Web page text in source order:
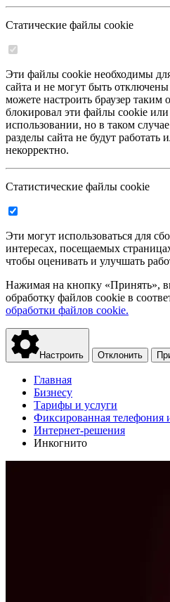
Статические файлы cookie
Эти файлы cookie необходимы
сайта и не могут быть
можете настроить браузер таким
блокировал эти файлы cookie
использовании, но в таком
разделы сайта не будут работать
некорректно.
Статистические файлы cookie
Эти могут использоваться для
интересах, посещаемых
чтобы оценивать и улучшать
Нажимая на кнопку «Принять»,
обработку файлов cookie в
обработки файлов cookie.
Настроить Отклонить
Главная
Бизнесу
Тарифы и услуги
Фиксированная телефония
Интернет-решения
Инкогнито